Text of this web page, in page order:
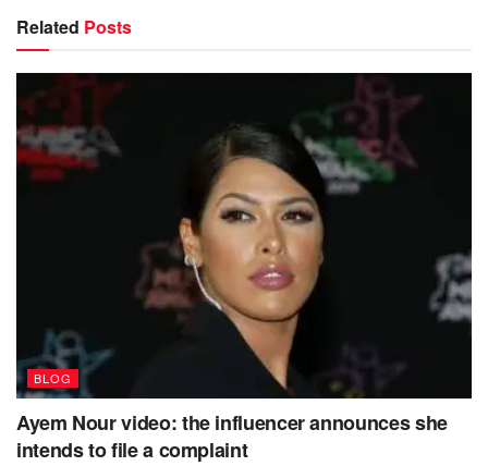
Related Posts
BLOG
Ayem Nour video: the influencer announces she
intends to file a complaint